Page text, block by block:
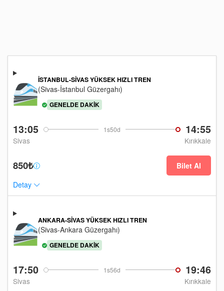
13:05 1s50d 14:55
Sivas Kırıkkale
İSTANBUL-SIVAS YÜKSEK HIZLI TREN
(Sivas-İstanbul Güzergahı)
GENELDE DAKIK
850₺
Bilet Al
Detay
17:50 1s56d 19:46
Sivas Kırıkkale
ANKARA-SIVAS YÜKSEK HIZLI TREN
(Sivas-Ankara Güzergahı)
GENELDE DAKIK